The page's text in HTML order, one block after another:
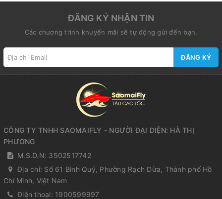
ĐĂNG KÝ NHẬN TIN
Các chương trình khuyến mãi sẽ tự động gửi đến bạn.
ĐĂNG KÝ
CÔNG TY TNHH SAOMAIFLY - NGƯỜI ĐẠI DIỆN: HÀ THỊ
PHƯƠNG
M.S.D.N: 3502517742
Địa chỉ: Số 61 Bình Quý, Phường Rạch Dừa, Thành phố Hồ
Chí Minh, Việt Nam
Điện thoại: 1900599997